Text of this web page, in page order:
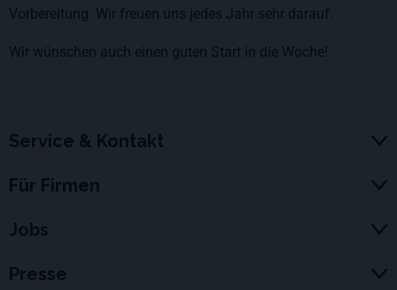
Vorbereitung. Wir freuen uns jedes Jahr sehr darauf.
Wir wünschen auch einen guten Start in die Woche!
Service & Kontakt
Für Firmen
Jobs
Presse